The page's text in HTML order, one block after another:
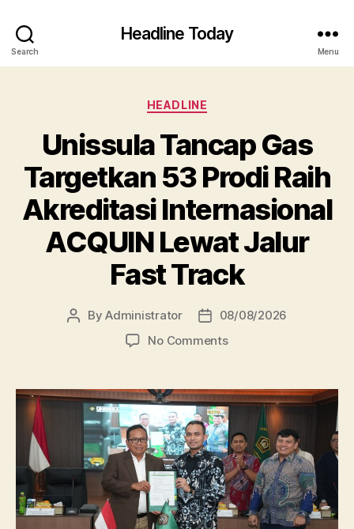
Search
Headline Today
Menu
Categories
HEADLINE
Unissula Tancap Gas
Targetkan 53 Prodi Raih
Akreditasi Internasional
ACQUIN Lewat Jalur
Fast Track
PostByAdministrator
Post08/08/2026
No Commentson
Gas
Targetkan
53
Prodi
Raih
Akreditasi
Internasional
ACQUIN